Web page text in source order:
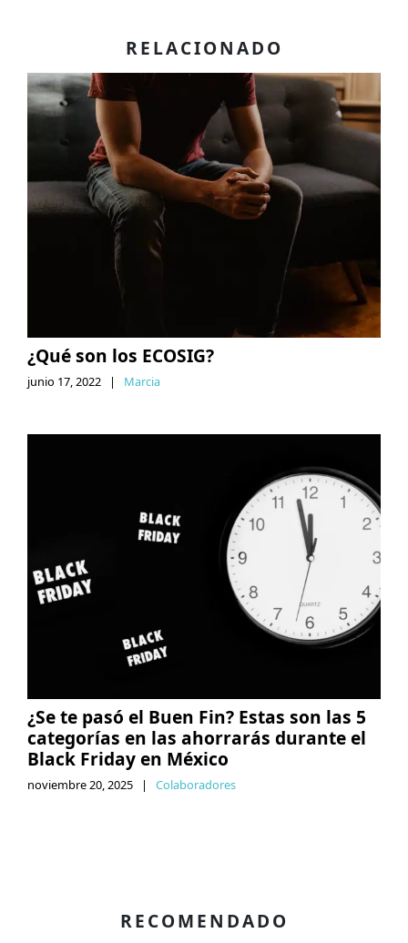
RELACIONADO
¿Qué son los ECOSIG?
junio 17, 2022 | Marcia
¿Se te pasó el Buen Fin? Estas son las 5
categorías en las ahorrarás durante el
Black Friday en México
noviembre 20, 2025 | Colaboradores
RECOMENDADO